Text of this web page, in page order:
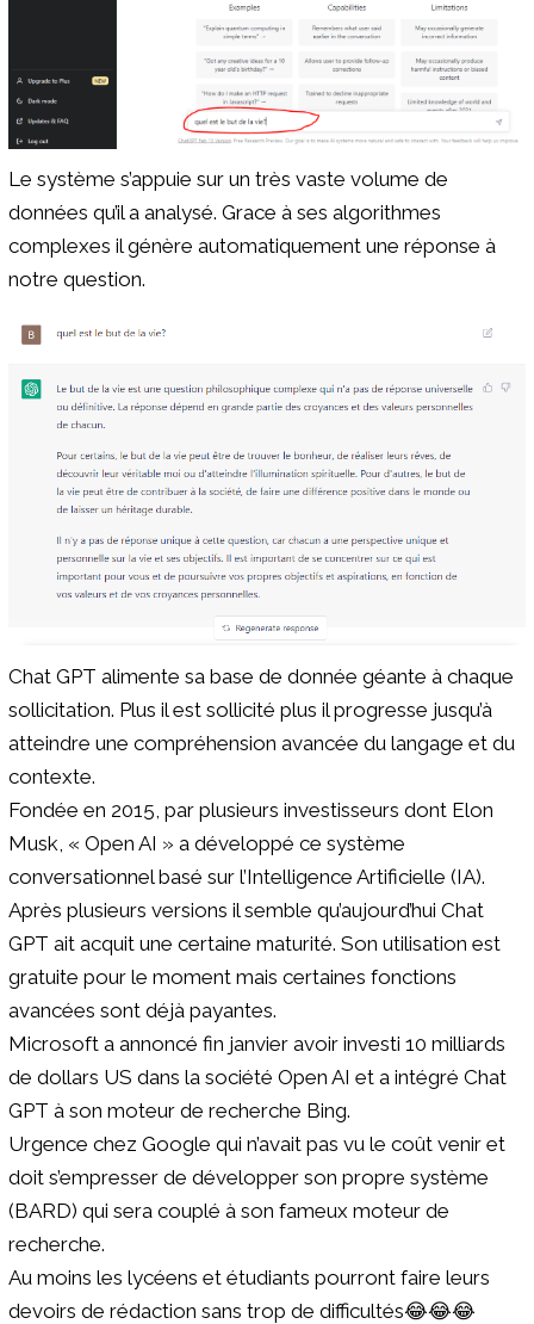
Le système s’appuie sur un très vaste volume de
données qu’il a analysé. Grace à ses algorithmes
complexes il génère automatiquement une réponse à
notre question.
Chat GPT alimente sa base de donnée géante à chaque
sollicitation. Plus il est sollicité plus il progresse jusqu’à
atteindre une compréhension avancée du langage et du
contexte.
Fondée en 2015, par plusieurs investisseurs dont Elon
Musk, « Open AI » a développé ce système
conversationnel basé sur l’Intelligence Artificielle (IA).
Après plusieurs versions il semble qu’aujourd’hui Chat
GPT ait acquit une certaine maturité. Son utilisation est
gratuite pour le moment mais certaines fonctions
avancées sont déjà payantes.
Microsoft a annoncé fin janvier avoir investi 10 milliards
de dollars US dans la société Open AI et a intégré Chat
GPT à son moteur de recherche Bing.
Urgence chez Google qui n’avait pas vu le coût venir et
doit s’empresser de développer son propre système
(BARD) qui sera couplé à son fameux moteur de
recherche.
Au moins les lycéens et étudiants pourront faire leurs
devoirs de rédaction sans trop de difficultés😂😂😂